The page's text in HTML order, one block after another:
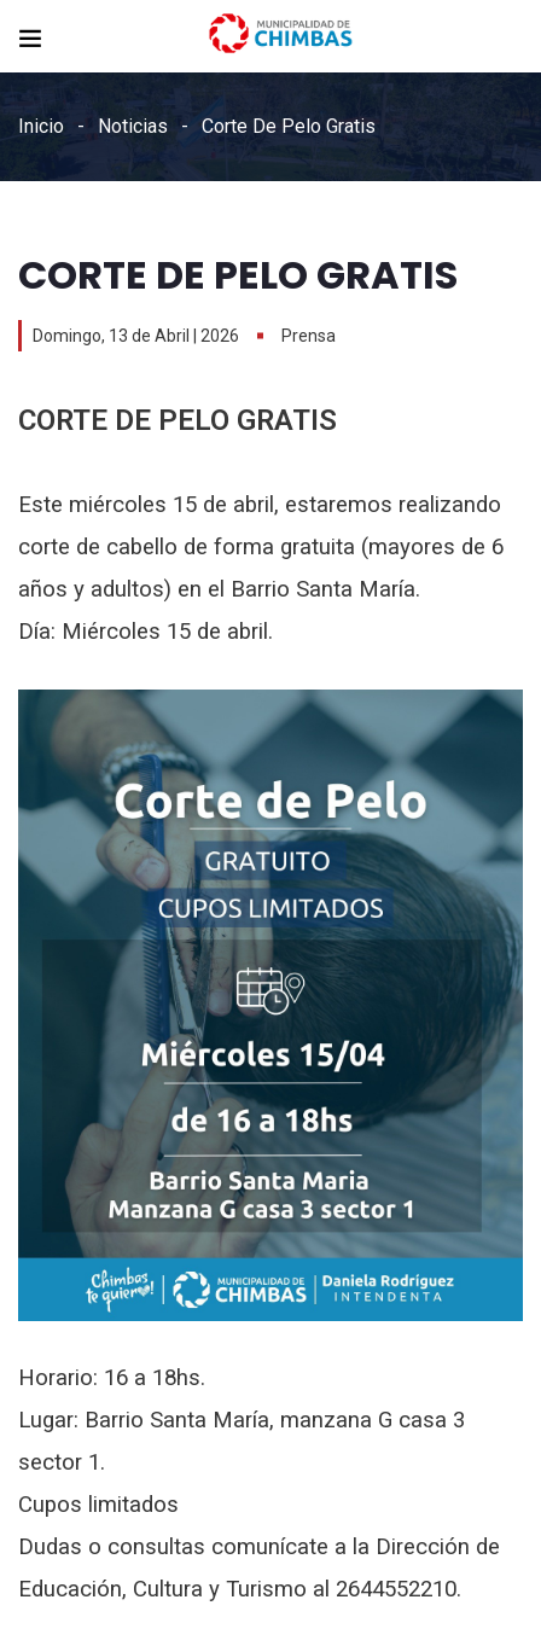
Inicio Noticias Corte De Pelo Gratis
CORTE DE PELO GRATIS
Domingo, 13 de Abril | 2026 Prensa
CORTE DE PELO GRATIS
Este miércoles 15 de abril, estaremos realizando
corte de cabello de forma gratuita (mayores de 6
años y adultos) en el Barrio Santa María.
Día: Miércoles 15 de abril.
Horario: 16 a 18hs.
Lugar: Barrio Santa María, manzana G casa 3
sector 1.
Cupos limitados
Dudas o consultas comunícate a la Dirección de
Educación, Cultura y Turismo al 2644552210.